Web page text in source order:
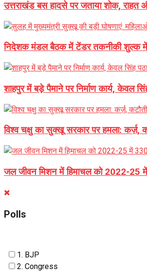
उत्तराखंड बस हादसे पर जताया शोक, राहत
निदेशक मंडल बैठक में टेंडर तकनीकी शुल्क
शाहपुर में बड़े पैमाने पर निर्माण कार्य, केवल
विश्व चक्षु का सुक्खू सरकार पर हमला:
जल जीवन मिशन में हिमाचल को 2022-25
Polls
1. BJP
2. Congress